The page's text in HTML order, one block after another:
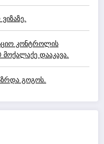
კონტროლის
მოქალაქე დააკავა.
გოგოს.